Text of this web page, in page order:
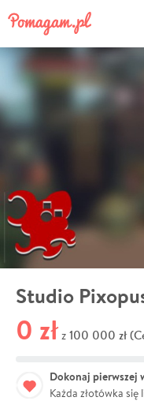
Studio
0 zł z 100 000 zł
Dokonaj pierwszej
Każda złotówka się